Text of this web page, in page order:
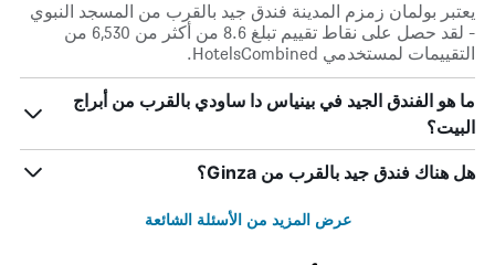
يعتبر بولمان زمزم المدينة فندق جيد بالقرب من المسجد النبوي
- لقد حصل على نقاط تقييم تبلغ 8.6 من أكثر من 6,530 من
التقييمات لمستخدمي HotelsCombined.
ما هو الفندق الجيد في بينياس دا ساودي بالقرب من أبراج
البيت؟
هل هناك فندق جيد بالقرب من Ginza؟
عرض المزيد من الأسئلة الشائعة